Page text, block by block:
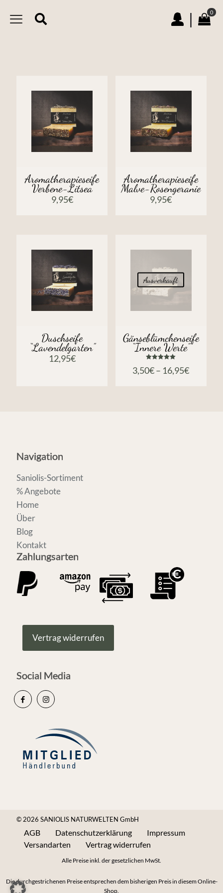
| 0
Aromatherapieseife
Verbene-Litsea
9,95€
Aromatherapieseife
Malve-Rosengeranie
9,95€
Duschseife
“Lavendelgarten”
12,95€
Ausverkauft
Gänseblümchenseife
“Innere Werte”
mit
3,50€– 16,95€
Navigation
Saniolis-Sortiment
% Angebote
Home
Über
Blog
Kontakt
Zahlungsarten
Vertrag widerrufen
Social Media
© 2026 SANIOLIS NATURWELTEN GmbH
AGB Datenschutzerklärung
Impressum
Versandarten
Vertrag widerrufen
Alle Preise inkl. der gesetzlichen MwSt.
Die durchgestrichenen Preise entsprechen dem bisherigen Preis in diesem Online-
Shop.